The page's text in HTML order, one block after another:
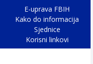
E-uprava FBIH
Kako do informacija
Sjednice
Korisni linkovi